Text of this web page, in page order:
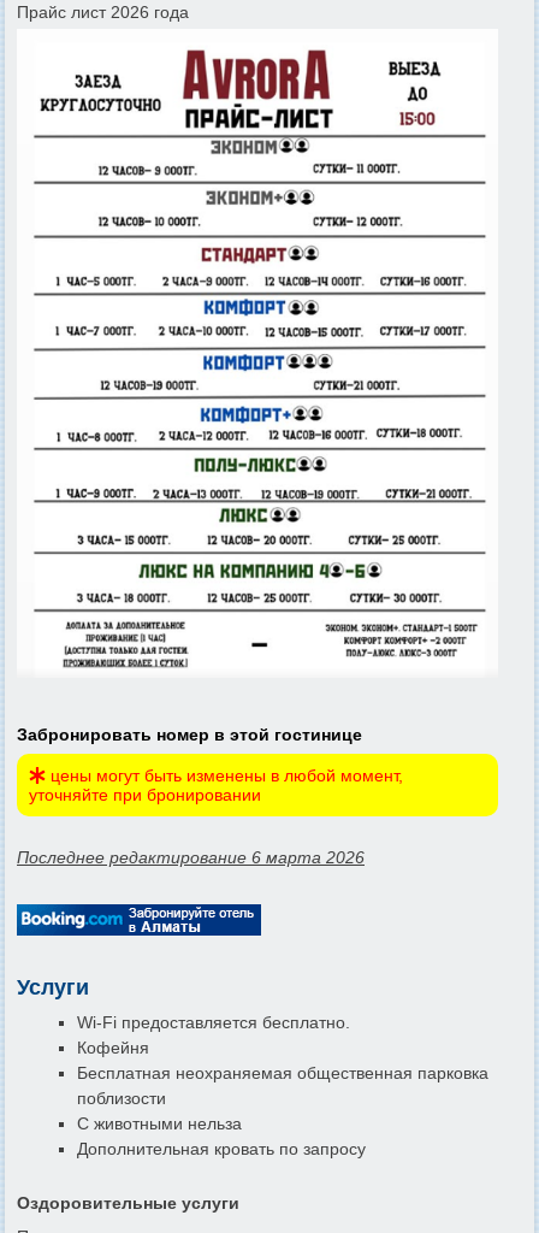
Прайс лист 2026 года
Забронировать номер в этой гостинице
цены могут быть изменены в любой момент,
уточняйте при бронировании
Последнее редактирование 6 марта 2026
Услуги
Wi-Fi предоставляется бесплатно.
Кофейня
Бесплатная неохраняемая общественная парковка
поблизости
С животными нельза
Дополнительная кровать по запросу
Оздоровительные услуги